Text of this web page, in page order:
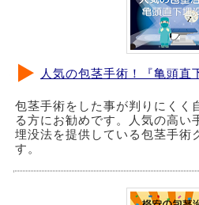
人気の包茎手術！『亀頭直
包茎手術をした事が判りにくく
る方にお勧めです。人気の高い
埋没法を提供している包茎手術
す。